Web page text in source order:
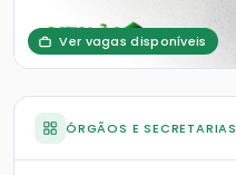
Ver vagas disponíveis
ÓRGÃOS E SECRETARIAS